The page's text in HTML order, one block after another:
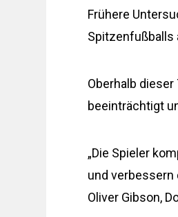
Frühere
Spitzenfußballs
Oberhalb
beeinträchtigt
„Die Spieler
und verbessern
Oliver Gibson,